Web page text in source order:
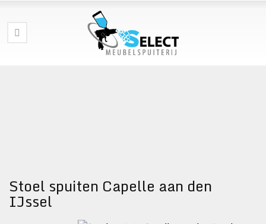
Stoel spuiten Capelle aan den
IJssel